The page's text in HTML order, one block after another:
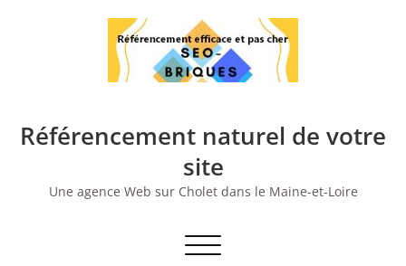
Référencement naturel de votre
site
Une agence Web sur Cholet dans le Maine-et-Loire
Afficher/masquer